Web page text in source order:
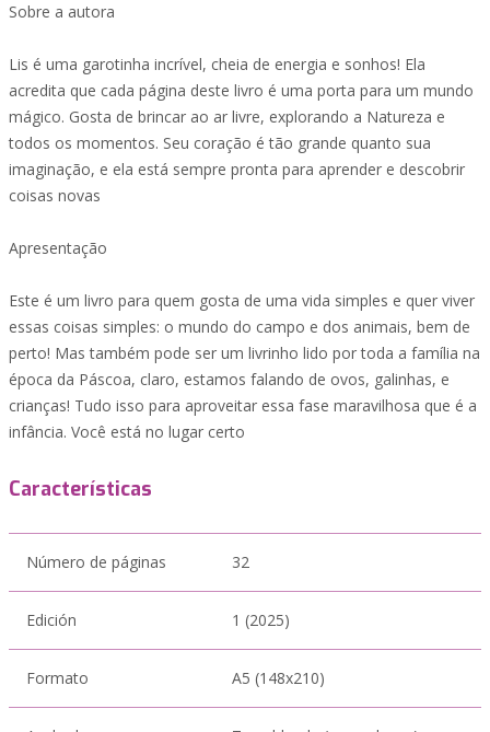
Sobre a autora
Lis é uma garotinha incrível, cheia de energia e sonhos! Ela
acredita que cada página deste livro é uma porta para um mundo
mágico. Gosta de brincar ao ar livre, explorando a Natureza e
todos os momentos. Seu coração é tão grande quanto sua
imaginação, e ela está sempre pronta para aprender e descobrir
coisas novas
Apresentação
Este é um livro para quem gosta de uma vida simples e quer viver
essas coisas simples: o mundo do campo e dos animais, bem de
perto! Mas também pode ser um livrinho lido por toda a família na
época da Páscoa, claro, estamos falando de ovos, galinhas, e
crianças! Tudo isso para aproveitar essa fase maravilhosa que é a
infância. Você está no lugar certo
Características
Número de páginas 32
Edición 1 (2025)
Formato A5 (148x210)